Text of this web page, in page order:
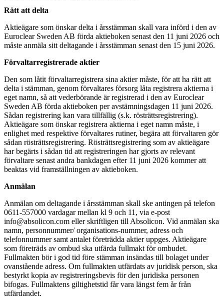
Rätt att delta
Aktieägare som önskar delta i årsstämman skall vara införd i den av
Euroclear Sweden AB förda aktieboken senast den 11 juni 2026 och
måste anmäla sitt deltagande i årsstämman senast den 15 juni 2026.
Förvaltarregistrerade aktier
Den som låtit förvaltarregistrera sina aktier måste, för att ha rätt att
delta i stämman, genom förvaltares försorg låta registrera aktierna i
eget namn, så att vederbörande är registrerad i den av Euroclear
Sweden AB förda aktieboken per avstämningsdagen 11 juni 2026.
Sådan registrering kan vara tillfällig (s.k. rösträttsregistrering).
Aktieägare som önskar registrera aktierna i eget namn måste, i
enlighet med respektive förvaltares rutiner, begära att förvaltaren gör
sådan rösträttsregistrering. Rösträttsregistrering som av aktieägare
har begärts i sådan tid att registreringen har gjorts av relevant
förvaltare senast andra bankdagen efter 11 juni 2026 kommer att
beaktas vid framställningen av aktieboken.
Anmälan
Anmälan om deltagande i årsstämman skall ske antingen på telefon
0611-557000 vardagar mellan kl 9 och 11, via e-post
info@absolicon.com eller skriftligen till Absolicon. Vid anmälan ska
namn, personnummer/ organisations-nummer, adress och
telefonnummer samt antalet företrädda aktier uppges. Aktieägare
som företräds av ombud ska utfärda fullmakt för ombudet.
Fullmakten bör i god tid före stämman insändas till bolaget under
ovanstående adress. Om fullmakten utfärdats av juridisk person, ska
bestyrkt kopia av registreringsbevis för den juridiska personen
bifogas. Fullmaktens giltighetstid får vara längst fem år från
utfärdandet.